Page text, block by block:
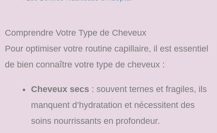
Comprendre Votre Type de Cheveux
Pour optimiser votre routine capillaire, il est essentiel
de bien connaître votre type de cheveux :
Cheveux secs : souvent ternes et fragiles, ils
manquent d’hydratation et nécessitent des
soins nourrissants en profondeur.